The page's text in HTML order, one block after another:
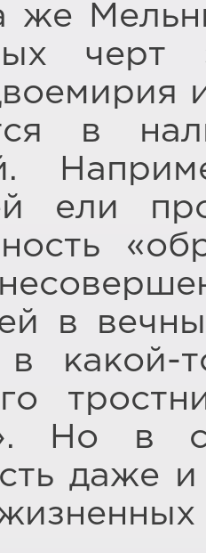
же
черт
в
ели
в
какой-
Но в
даже